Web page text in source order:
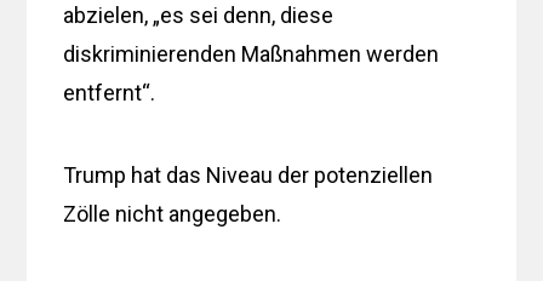
abzielen, „es sei denn, diese
diskriminierenden Maßnahmen werden
entfernt“.
Trump hat das Niveau der potenziellen
Zölle nicht angegeben.